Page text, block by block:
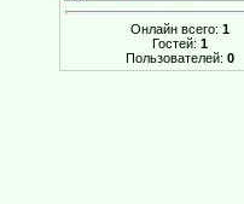
Онлайн всего: 1
Гостей: 1
Пользователей: 0